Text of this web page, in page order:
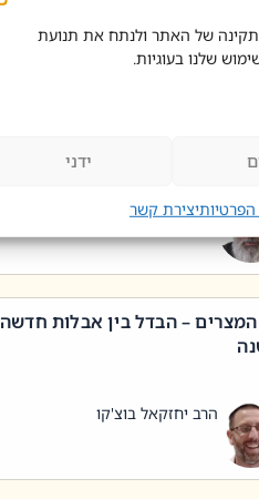
תקינה של האתר ולנתח את תנועת
שלנו בעוגיות.
ידני
הפרטיותיצירת קשר
הרב יאיר בידני
המצרים – הבדל בין אבלות חדשה
הרב יחזקאל בוצ'קו